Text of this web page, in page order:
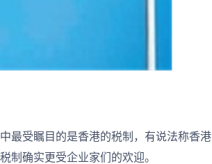
受瞩目的是香港的税制，有说法称香港
制确实更受企业家们的欢迎。